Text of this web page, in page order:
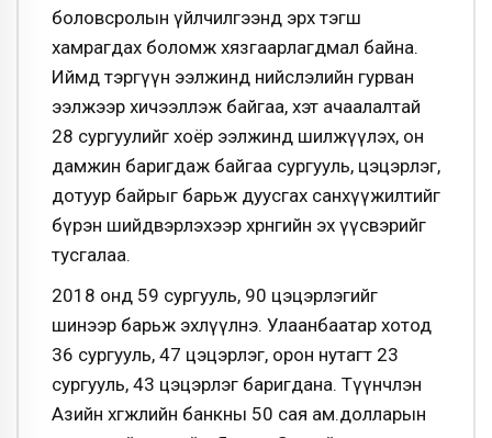
боловсролын үйлчилгээнд эрх тэгш
хамрагдах боломж хязгаарлагдмал байна.
Иймд тэргүүн ээлжинд нийслэлийн гурван
ээлжээр хичээллэж байгаа, хэт ачаалалтай
28 сургуулийг хоёр ээлжинд шилжүүлэх, он
дамжин баригдаж байгаа сургууль, цэцэрлэг,
дотуур байрыг барьж дуусгах санхүүжилтийг
бүрэн шийдвэрлэхээр хөрөнгийн эх үүсвэрийг
тусгалаа.
2018 онд 59 сургууль, 90 цэцэрлэгийг
шинээр барьж эхлүүлнэ. Улаанбаатар хотод
36 сургууль, 47 цэцэрлэг, орон нутагт 23
сургууль, 43 цэцэрлэг баригдана. Түүнчлэн
Азийн хөгжлийн банкны 50 сая ам.долларын